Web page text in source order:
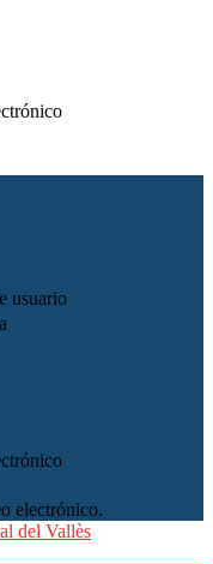
usuario
electrónico.
del Vallès